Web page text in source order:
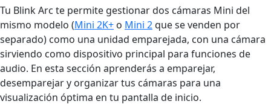
Tu Blink Arc te permite gestionar dos cámaras Mini del
mismo modelo (Mini 2K+ o Mini 2que se venden por
separado) como una unidad emparejada, con una cámara
sirviendo como dispositivo principal para funciones de
audio. En esta sección aprenderás a emparejar,
desemparejar y organizar tus cámaras para una
visualización óptima en tu pantalla de inicio.